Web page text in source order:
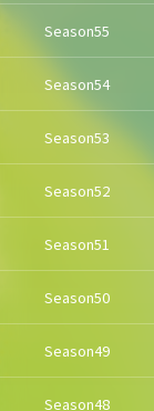
Season55
Season54
Season53
Season52
Season51
Season50
Season49
Season48